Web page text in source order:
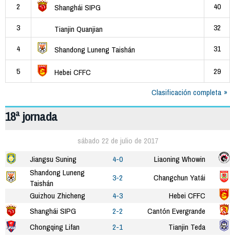
2 Shanghái SIPG
40
3
Tianjin Quanjian
32
4
Shandong Luneng Taishán 31
5 Hebei CFFC
29
Clasificación completa
18ª jornada
sábado 22 de julio de 2017
Jiangsu Suning
4-0
Liaoning Whowin
Shandong Luneng
Taishán
3-2
Changchun Yatái
Guizhou Zhicheng
4-3
Hebei CFFC
Shanghái SIPG
2-2
Cantón Evergrande
Chongqing Lifan
2-1
Tianjin Teda